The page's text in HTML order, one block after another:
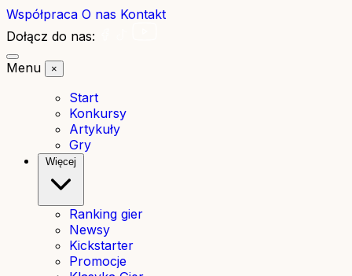
Współpraca O nas Kontakt
Dołącz do nas:
Menu
×
Start
Konkursy
Artykuły
Gry
Więcej
Ranking gier
Newsy
Kickstarter
Promocje